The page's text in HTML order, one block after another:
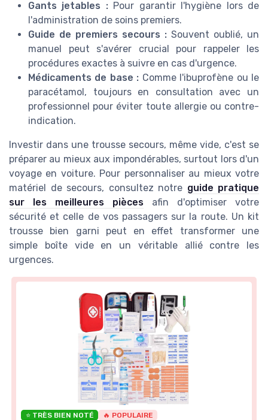
Gants jetables :Pour garantir l'hygiène lors de
l'administration de soins premiers.
Guide de premiers secours : Souvent oublié, un
manuel peut s'avérer crucial pour rappeler les
procédures exactes à suivre en cas d'urgence.
Médicaments de base : Comme l'ibuprofène ou le
paracétamol, toujours en consultation avec un
professionnel pour éviter toute allergie ou contre-
indication.
Investir dans une trousse secours, même vide, c'est se
préparer au mieux aux impondérables, surtout lors d'un
voyage en voiture. Pour personnaliser au mieux votre
matériel de secours, consultez notre guide pratique
sur les meilleures pièces afin d'optimiser votre
sécurité et celle de vos passagers sur la route. Un kit
trousse bien garni peut en effet transformer une
simple boîte vide en un véritable allié contre les
urgences.
⭐ TRÈS BIEN NOTÉ 🔥 POPULAIRE